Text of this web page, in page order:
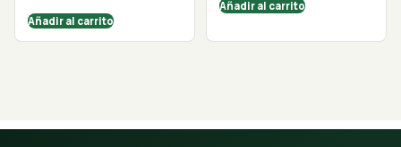
Añadir al carrito
Añadir al carrito